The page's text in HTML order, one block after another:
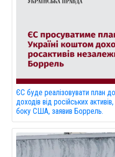
ЄС буде реалізовувати план
доходів від російських
боку США, заявив Боррель.